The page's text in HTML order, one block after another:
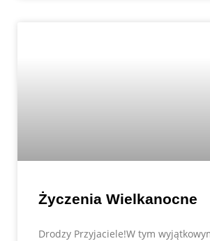
Życzenia Wielkanocne
Drodzy Przyjaciele!W tym